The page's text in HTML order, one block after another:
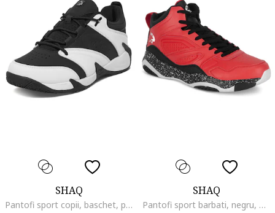
SHAQ
Pantofi sport copii, baschet, piele naturala, negru
SHAQ
Pantofi sport barbati, negru, material sintetic